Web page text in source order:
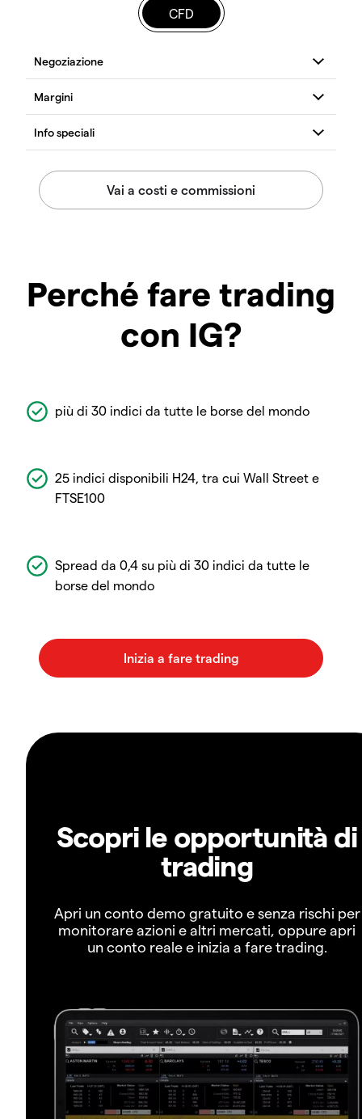
CFD
Perché fare trading
con IG?
più di 30 indici da tutte le borse del mondo
25 indici disponibili H24, tra cui Wall Street e
FTSE100
Spread da 0,4 su più di 30 indici da tutte le
borse del mondo
Scopri le opportunità di
trading
Apri un conto demo gratuito e senza rischi per
monitorare azioni e altri mercati, oppure apri
un conto reale e inizia a fare trading.